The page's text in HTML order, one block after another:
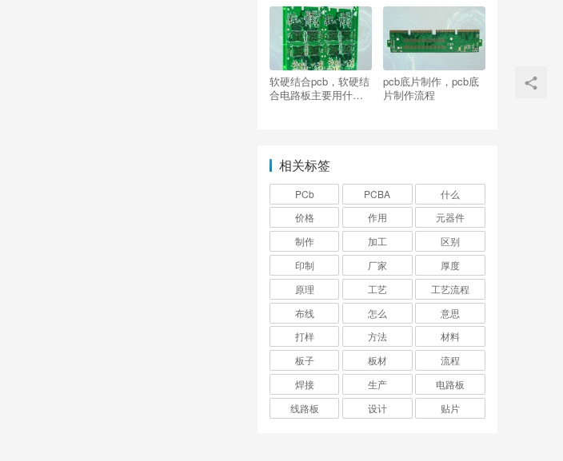
软硬结合pcb，软硬结
合电路板主要用什么
pcb底片制作，pcb底
片制作流程
相关标签
PCb PCBA
什么
价格
作用
元器件
制作
加工
区别
印制
厂家
厚度
原理
工艺
工艺流程
布线
怎么
意思
打样
方法
材料
板子
板材
流程
焊接
生产
电路板
线路板
设计 贴片